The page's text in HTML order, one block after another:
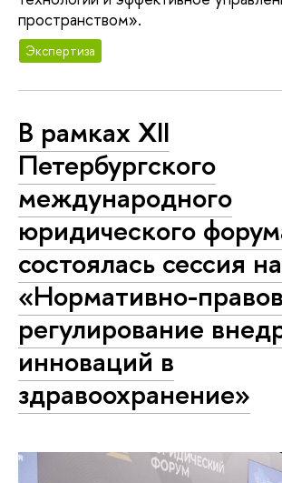
пространством».
Экспертиза
В рамках XII
Петербургского
международного
юридического
состоялась сессия
«Нормативно-
регулирование
инноваций в
здравоохранение»